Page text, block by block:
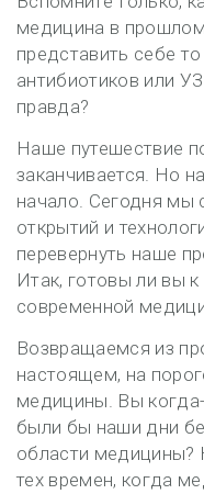
медицина в
представить себе
антибиотиков или
правда?
Наше путешествие
заканчивается. Но
начало. Сегодня мы
открытий и
перевернуть наше
Итак, готовы ли вы
современной
Возвращаемся из
настоящем, на
медицины. Вы
были бы наши дни
области медицины?
тех времен, когда